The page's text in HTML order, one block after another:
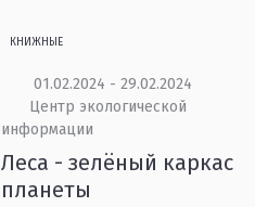
КНИЖНЫЕ
01.02.2024 - 29.02.2024
Центр экологической
информации
Леса - зелёный каркас
планеты